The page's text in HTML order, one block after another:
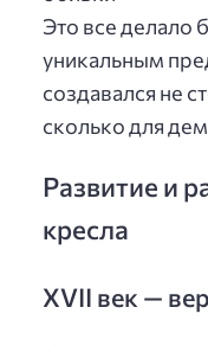
Это все делало
уникальным
создавался не
сколько для
Развитие и
кресла
XVII век —